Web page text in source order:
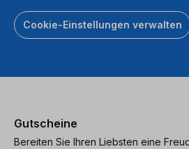
Cookie-Einstellungen verwalten
Gutscheine
Bereiten Sie Ihren Liebsten eine